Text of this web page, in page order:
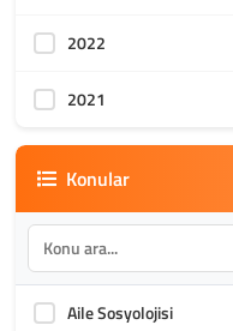
2022
2021
Konular
Aile Sosyolojisi